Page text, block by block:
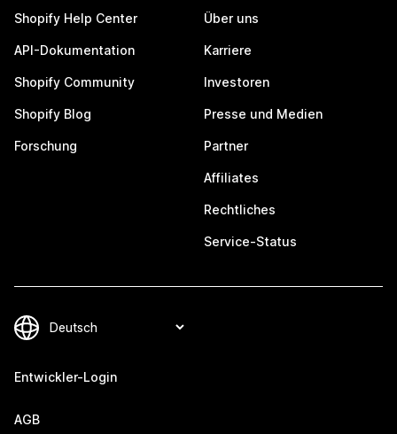
Shopify Help Center
API-Dokumentation
Shopify Community
Shopify Blog
Forschung
Über uns
Karriere
Investoren
Presse und Medien
Partner
Affiliates
Rechtliches
Service-Status
Entwickler-Login
AGB